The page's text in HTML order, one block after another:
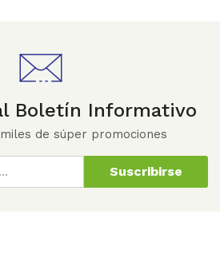
Boletín Informativo
de súper promociones
Suscribirse